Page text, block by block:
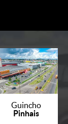
Guincho
Pinhais